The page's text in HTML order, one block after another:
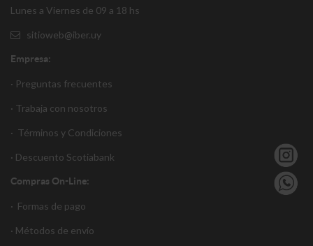
Lunes a Viernes de 09 a 18 hs
sitioweb@iber.uy
Empresa:
· Preguntas frecuentes
· Trabaja con nosotros
· Términos y Condiciones
· Descuento Scotiabank
Compras On-Line:
· Formas de pago
· Métodos de envío